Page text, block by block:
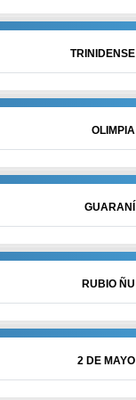
TRINIDENSE
OLIMPIA
GUARANÍ
RUBIO ÑU
2 DE MAYO